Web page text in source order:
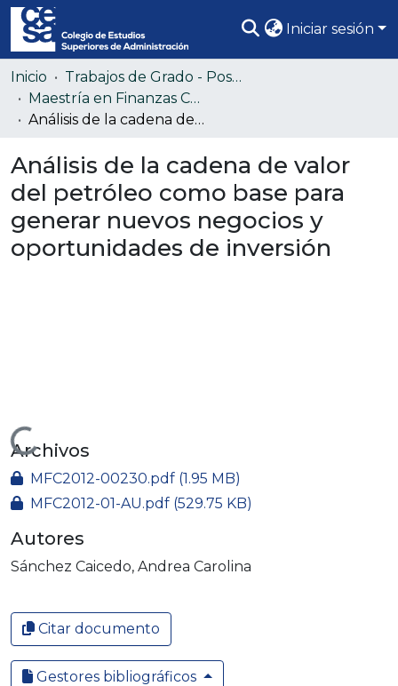
Iniciar sesión
Comunidades
Todo DSpace
Inicio
Trabajos de Grado - Posgrado
Maestría en Finanzas Corporativas (Colección confidencial)
Análisis de la cadena de valor del petróleo como base para generar nuevos negocios y oportunidades de inversión
Análisis de la cadena de valor
del petróleo como base para
generar nuevos negocios y
oportunidades de inversión
Cargando...
Archivos
MFC2012-00230.pdf (1.95 MB)
MFC2012-01-AU.pdf (529.75 KB)
Autores
Sánchez Caicedo, Andrea Carolina
Citar documento
Gestores bibliográficos